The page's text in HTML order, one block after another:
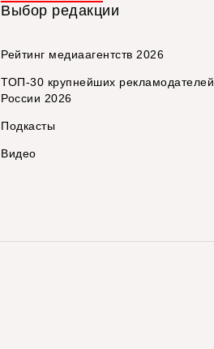
Выбор редакции
Рейтинг медиаагентств 2026
ТОП-30 крупнейших рекламодателей
России 2026
Подкасты
Видео